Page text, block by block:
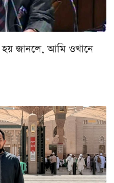
হয় জানলে, আমি ওখানে